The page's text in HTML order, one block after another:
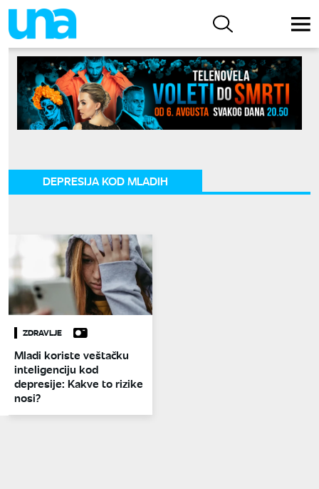
DEPRESIJA KOD MLADIH
ZDRAVLJE
Mladi koriste veštačku
inteligenciju kod
depresije: Kakve to rizike
nosi?